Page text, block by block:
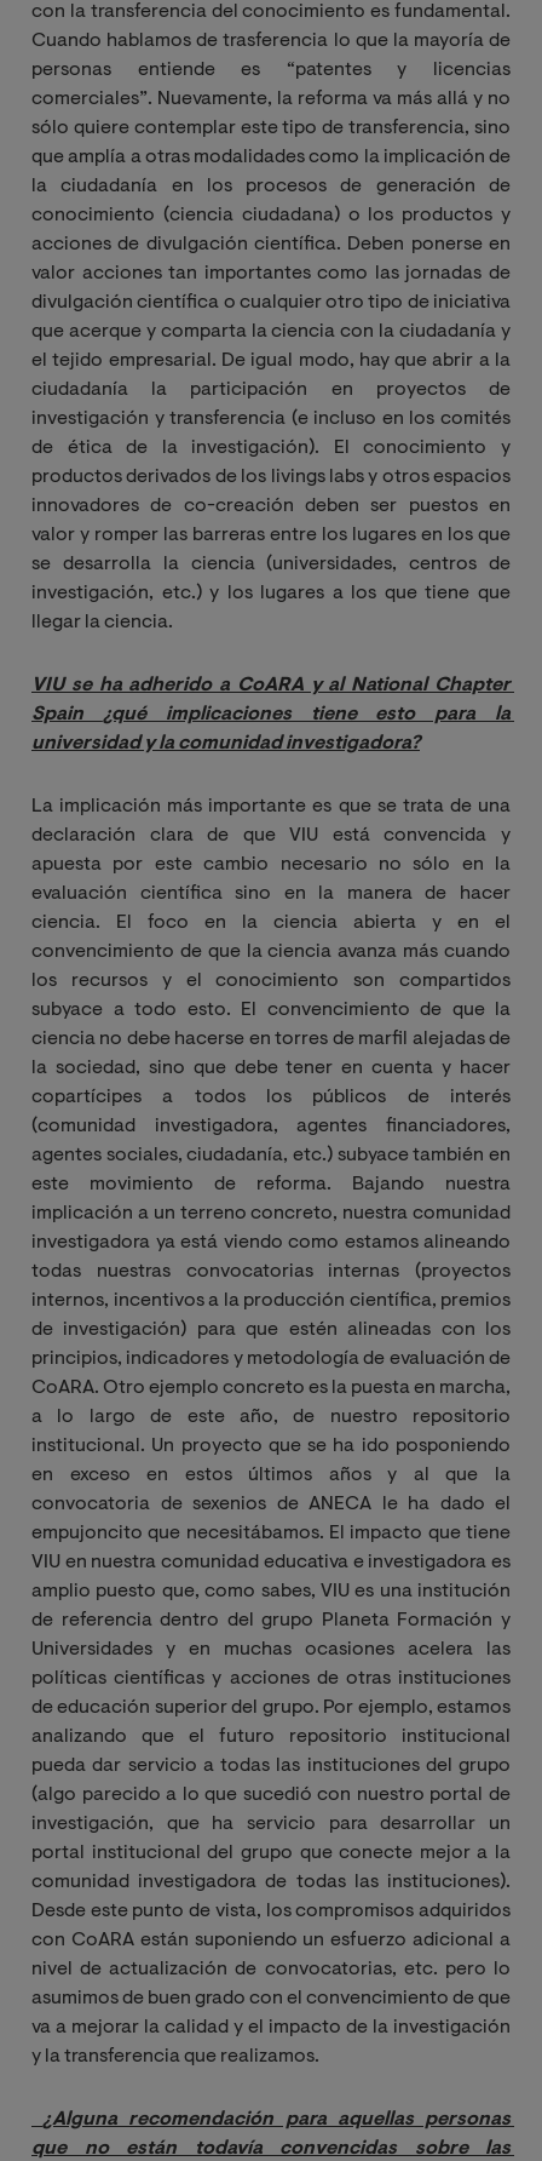
con la transferencia del conocimiento es fundamental.
Cuando hablamos de trasferencia lo que la mayoría de
personas entiende es “patentes y licencias
comerciales”. Nuevamente, la reforma va más allá y no
sólo quiere contemplar este tipo de transferencia, sino
que amplía a otras modalidades como la implicación de
la ciudadanía en los procesos de generación de
conocimiento (ciencia ciudadana) o los productos y
acciones de divulgación científica. Deben ponerse en
valor acciones tan importantes como las jornadas de
divulgación científica o cualquier otro tipo de iniciativa
que acerque y comparta la ciencia con la ciudadanía y
el tejido empresarial. De igual modo, hay que abrir a la
ciudadanía la participación en proyectos de
investigación y transferencia (e incluso en los comités
de ética de la investigación). El conocimiento y
productos derivados de los livings labs y otros espacios
innovadores de co-creación deben ser puestos en
valor y romper las barreras entre los lugares en los que
se desarrolla la ciencia (universidades, centros de
investigación, etc.) y los lugares a los que tiene que
llegar la ciencia.
VIU se ha adherido a CoARA y al National Chapter
Spain
¿qué implicaciones tiene esto para la
universidad y la comunidad investigadora?
La implicación más importante es que se trata de una
declaración clara de que VIU está convencida y
apuesta por este cambio necesario no sólo en la
evaluación científica sino en la manera de hacer
ciencia. El foco en la ciencia abierta y en el
convencimiento de que la ciencia avanza más cuando
los recursos y el conocimiento son compartidos
subyace a todo esto. El convencimiento de que la
ciencia no debe hacerse en torres de marfil alejadas de
la sociedad, sino que debe tener en cuenta y hacer
copartícipes a todos los públicos de interés
(comunidad investigadora, agentes financiadores,
agentes sociales, ciudadanía, etc.) subyace también en
este movimiento de reforma. Bajando nuestra
implicación a un terreno concreto, nuestra comunidad
investigadora ya está viendo como estamos alineando
todas nuestras convocatorias internas (proyectos
internos, incentivos a la producción científica, premios
de investigación) para que estén alineadas con los
principios, indicadores y metodología de evaluación de
CoARA. Otro ejemplo concreto es la puesta en marcha,
a lo largo de este año, de nuestro repositorio
institucional. Un proyecto que se ha ido posponiendo
en exceso en estos últimos años y al que la
convocatoria de sexenios de ANECA le ha dado el
empujoncito que necesitábamos. El impacto que tiene
VIU en nuestra comunidad educativa e investigadora es
amplio puesto que, como sabes, VIU es una institución
de referencia dentro del grupo Planeta Formación y
Universidades y en muchas ocasiones acelera las
políticas científicas y acciones de otras instituciones
de educación superior del grupo. Por ejemplo, estamos
analizando que el futuro repositorio institucional
pueda dar servicio a todas las instituciones del grupo
(algo parecido a lo que sucedió con nuestro portal de
investigación, que ha servicio para desarrollar un
portal institucional del grupo que conecte mejor a la
comunidad investigadora de todas las instituciones).
Desde este punto de vista, los compromisos adquiridos
con CoARA están suponiendo un esfuerzo adicional a
nivel de actualización de convocatorias, etc. pero lo
asumimos de buen grado con el convencimiento de que
va a mejorar la calidad y el impacto de la investigación
y la transferencia que realizamos.
¿Alguna recomendación para aquellas personas
que no están todavía convencidas sobre las